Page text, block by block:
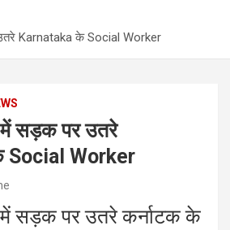
Karnataka के Social Worker
में सड़क पर उतरे
Social Worker
में सड़क पर उतरे कर्नाटक के